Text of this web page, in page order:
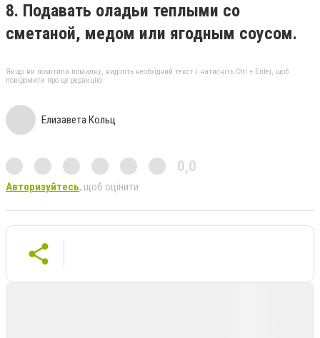
8. Подавать оладьи теплыми со
сметаной, медом или ягодным соусом.
Якщо ви помітили помилку, виділіть необхідний текст і натисніть Ctrl + Enter, щоб
повідомити про це редакцію
Елизавета Кольц
0,0
Авторизуйтесь, щоб оцінити